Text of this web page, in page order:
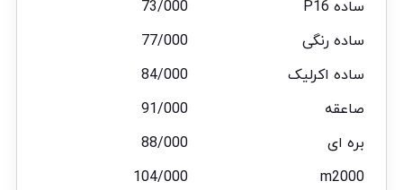
ساده P16
73/000
ساده رنگی
77/000
ساده اکرلیک
84/000
صاعقه
91/000
بره ای
88/000
m2000
104/000